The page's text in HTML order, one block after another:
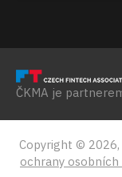
ČKMA je
Copyright © 2026,
ochrany osobních